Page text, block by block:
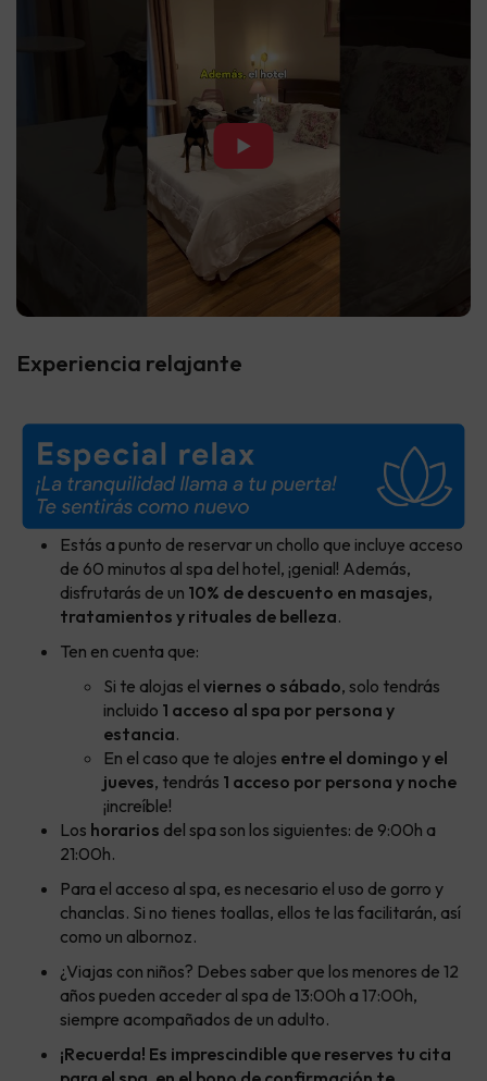
▶
Experiencia relajante
Estás a punto de reservar un chollo que incluye acceso
de 60 minutos al spa del hotel, ¡genial! Además,
disfrutarás de un 10% de descuento en masajes,
tratamientos y rituales de belleza.
Ten en cuenta que:
Si te alojas el viernes o sábado, solo tendrás
incluido 1 acceso al spa por persona y
estancia.
En el caso que te alojes entre el domingo y el
jueves, tendrás 1 acceso por persona y noche
¡increíble!
Los horarios del spa son los siguientes: de 9:00h a
21:00h.
Para el acceso al spa, es necesario el uso de gorro y
chanclas. Si no tienes toallas, ellos te las facilitarán, así
como un albornoz.
¿Viajas con niños? Debes saber que los menores de 12
años pueden acceder al spa de 13:00h a 17:00h,
siempre acompañados de un adulto.
¡Recuerda! Es imprescindible que reserves tu cita